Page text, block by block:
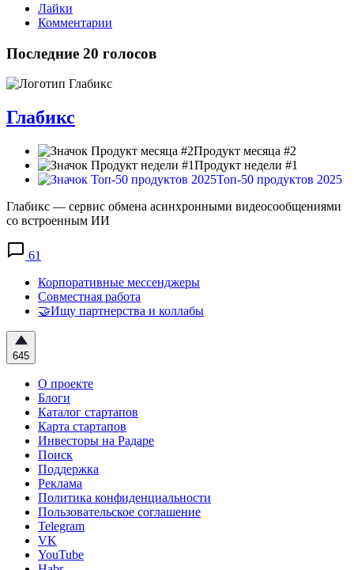
Лайки
Комментарии
Последние 20 голосов
Глабикс
Продукт месяца #2
Продукт недели #1
Топ-50 продуктов 2025
Глабикс — сервис обмена асинхронными видеосообщениями
со встроенным ИИ
61
Корпоративные мессенджеры
Совместная работа
🤝Ищу партнерства и коллабы
645
О проекте
Блоги
Каталог стартапов
Карта стартапов
Инвесторы на Радаре
Поиск
Поддержка
Реклама
Политика конфиденциальности
Пользовательское соглашение
Telegram
VK
YouTube